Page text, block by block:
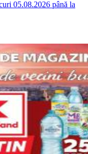
05.08.2026 până la